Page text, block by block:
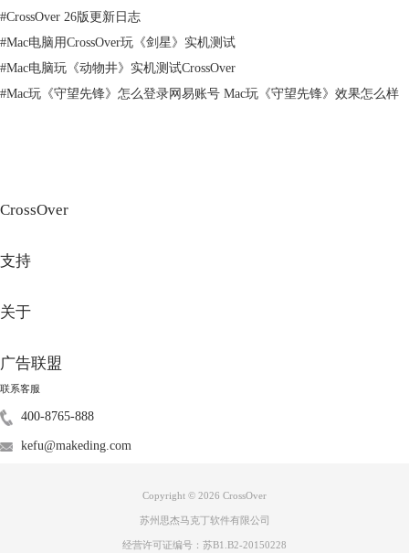
图2：显示程序列表界面
通过安装路径找到已下载的安装包，单击“使用这个安装程序”便可开始安
装该软件了（如图4）。
#CrossOver 26版更新日志
#Mac电脑用CrossOver玩《剑星》实机测试
#Mac电脑玩《动物井》实机测试CrossOver
#Mac玩《守望先锋》怎么登录网易账号 Mac玩《守望先锋》效果怎么样
CrossOver
支持
关于
广告联盟
联系客服
400-8765-888
kefu@makeding.com
Copyright © 2026 CrossOver
苏州思杰马克丁软件有限公司
经营许可证编号：苏B1.B2-20150228